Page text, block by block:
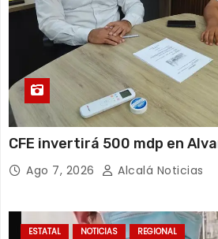
CFE invertirá 500 mdp en
Ago 7, 2026 Alcalá Noticias
ESTATAL NOTICIAS REGIONAL